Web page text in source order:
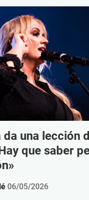
da una lección
que saber
06/05/2026